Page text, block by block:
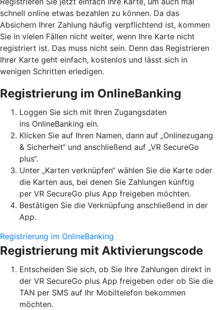
schnell online etwas bezahlen zu können. Da das
Absichern Ihrer Zahlung häufig verpflichtend ist, kommen
Sie in vielen Fällen nicht weiter, wenn Ihre Karte nicht
registriert ist. Das muss nicht sein. Denn das Registrieren
Ihrer Karte geht einfach, kostenlos und lässt sich in
wenigen Schritten erledigen.
Registrierung im OnlineBanking
Loggen Sie sich mit Ihren Zugangsdaten
ins OnlineBanking ein.
Klicken Sie auf Ihren Namen, dann auf „Onlinezugang
& Sicherheit“ und anschließend auf „VR SecureGo
plus“.
Unter „Karten verknüpfen“ wählen Sie die Karte oder
die Karten aus, bei denen Sie Zahlungen künftig
per VR SecureGo plus App freigeben möchten.
Bestätigen Sie die Verknüpfung anschließend in der
App.
Registrierung im OnlineBanking
Registrierung mit Aktivierungscode
Entscheiden Sie sich, ob Sie Ihre Zahlungen direkt in
der VR SecureGo plus App freigeben oder ob Sie die
TAN per SMS auf Ihr Mobiltelefon bekommen
möchten.